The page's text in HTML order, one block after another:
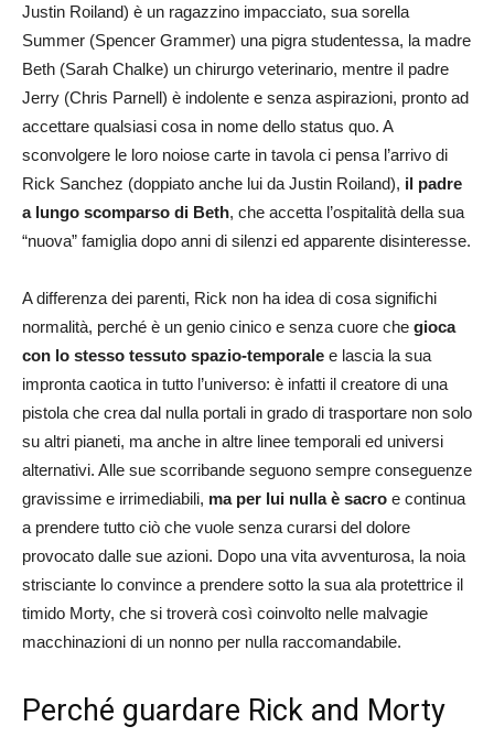
Justin Roiland) è un ragazzino impacciato, sua sorella
Summer (Spencer Grammer) una pigra studentessa, la madre
Beth (Sarah Chalke) un chirurgo veterinario, mentre il padre
Jerry (Chris Parnell) è indolente e senza aspirazioni, pronto ad
accettare qualsiasi cosa in nome dello status quo. A
sconvolgere le loro noiose carte in tavola ci pensa l’arrivo di
Rick Sanchez (doppiato anche lui da Justin Roiland), il padre
a lungo scomparso di Beth, che accetta l’ospitalità della sua
“nuova” famiglia dopo anni di silenzi ed apparente disinteresse.
A differenza dei parenti, Rick non ha idea di cosa significhi
normalità, perché è un genio cinico e senza cuore che gioca
con lo stesso tessuto spazio-temporale e lascia la sua
impronta caotica in tutto l’universo: è infatti il creatore di una
pistola che crea dal nulla portali in grado di trasportare non solo
su altri pianeti, ma anche in altre linee temporali ed universi
alternativi. Alle sue scorribande seguono sempre conseguenze
gravissime e irrimediabili, ma per lui nulla è sacro e continua
a prendere tutto ciò che vuole senza curarsi del dolore
provocato dalle sue azioni. Dopo una vita avventurosa, la noia
strisciante lo convince a prendere sotto la sua ala protettrice il
timido Morty, che si troverà così coinvolto nelle malvagie
macchinazioni di un nonno per nulla raccomandabile.
Perché guardare Rick and Morty